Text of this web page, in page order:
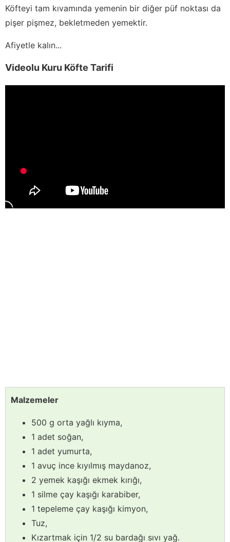
Köfteyi tam kıvamında yemenin bir diğer püf noktası da
pişer pişmez, bekletmeden yemektir.
Afiyetle kalın...
Videolu Kuru Köfte Tarifi
Malzemeler
500 g orta yağlı kıyma,
1 adet soğan,
1 adet yumurta,
1 avuç ince kıyılmış maydanoz,
2 yemek kaşığı ekmek kırığı,
1 silme çay kaşığı karabiber,
1 tepeleme çay kaşığı kimyon,
Tuz,
Kızartmak için 1/2 su bardağı sıvı yağ.